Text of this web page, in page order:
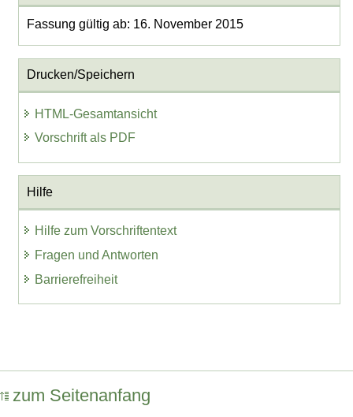
Fassung gültig ab: 16. November 2015
Drucken/Speichern
HTML-Gesamtansicht
Vorschrift als PDF
Hilfe
Hilfe zum Vorschriftentext
Fragen und Antworten
Barrierefreiheit
zum Seitenanfang